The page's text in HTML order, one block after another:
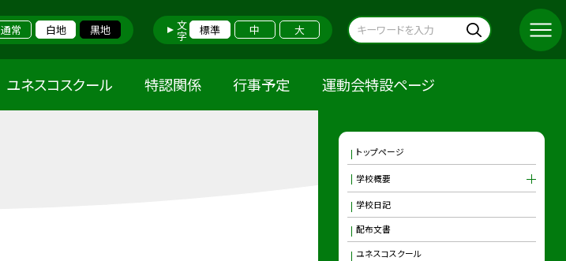
通常 白地 黒地 文字 標準 中 大
ユネスコスクール 特認関係 行事予定 運動会特設ページ
トップページ
学校概要
学校日記
配布文書
ユネスコスクール